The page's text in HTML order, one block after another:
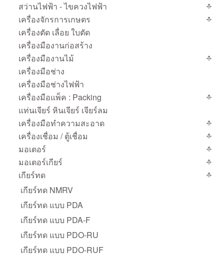
สว่านไฟฟ้า - ไขควงไฟฟ้า
เครื่องจักรการเกษตร
เครื่องตัด เลื่อย ใบตัด
เครื่องมืองานก่อสร้าง
เครื่องมืองานไม้
เครื่องมือช่าง
เครื่องมือช่างไฟฟ้า
เครื่องมือแพ็ค : Packing
แท่นเจียร์ หินเจียร์ เจียร์ลม
เครื่องมือทำความสะอาด
เครื่องเชื่อม / ตู้เชื่อม
มอเตอร์
มอเตอร์เกียร์
เกียร์ทด
เกียร์ทด NMRV
เกียร์ทด แบบ PDA
เกียร์ทด แบบ PDA-F
เกียร์ทด แบบ PDO-RU
เกียร์ทด แบบ PDO-RUF